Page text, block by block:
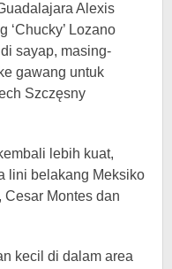
Alexis
‘Chucky’ Lozano
sayap, masing-
gawang untuk
Szczęsny
lebih kuat,
lini belakang Meksiko
Cesar Montes dan
kecil di dalam area